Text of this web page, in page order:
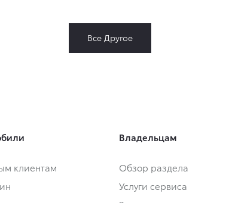
Все Другое
клиентам
Владельцам
Обзор раздела
Услуги сервиса